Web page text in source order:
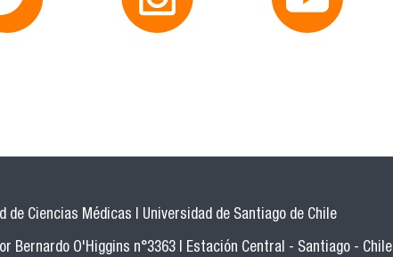
de Ciencias Médicas | Universidad de Santiago de Chile
Bernardo O'Higgins n°3363 | Estación Central - Santiago - Chile